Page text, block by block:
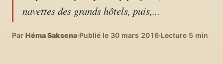
Cuisines voyageuses
À propos
navettes des grands hôtels, puis,...
Par Héma Saksena·Publié le 30 mars 2016·Lecture 5 min